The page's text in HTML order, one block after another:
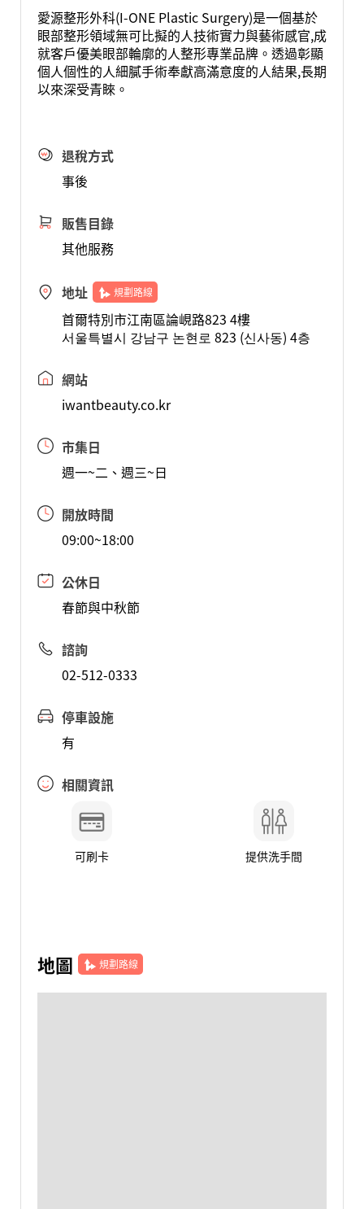
愛源整形外科(I-ONE Plastic Surgery)是一個基於
眼部整形領域無可比擬的人技術實力與藝術感官,成
就客戶優美眼部輪廓的人整形專業品牌。透過彰顯
個人個性的人細膩手術奉獻高滿意度的人結果,長期
以來深受青睞。
退稅方式
事後
販售目錄
其他服務
地址 規劃路線
首爾特別市江南區論峴路823 4樓
서울특별시 강남구 논현로 823 (신사동) 4층
網站
iwantbeauty.co.kr
市集日
週一~二、週三~日
開放時間
09:00~18:00
公休日
春節與中秋節
諮詢
02-512-0333
停車設施
有
相關資訊
可刷卡 提供洗手間
地圖 規劃路線